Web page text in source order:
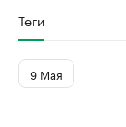
Теги
9 Мая